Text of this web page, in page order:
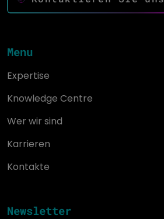
Menu
Expertise
Knowledge Centre
Wer wir sind
Karrieren
Kontakte
Newsletter